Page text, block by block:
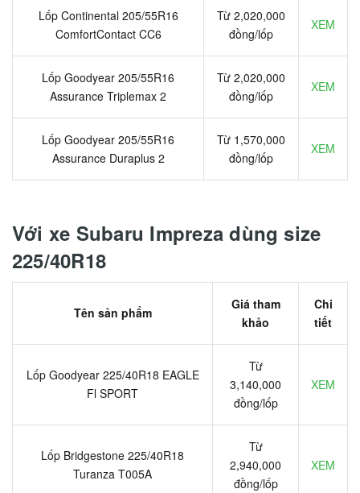
Lốp Continental 205/55R16
ComfortContact CC6
Từ 2,020,000
đồng/lốp
XEM
Lốp Goodyear 205/55R16
Assurance Triplemax 2
Từ 2,020,000
đồng/lốp
XEM
Lốp Goodyear 205/55R16
Assurance Duraplus 2
Từ 1,570,000
đồng/lốp
XEM
Với xe Subaru Impreza dùng size
225/40R18
Tên sản phẩm
Giá tham
khảo
Chi
tiết
Lốp Goodyear 225/40R18 EAGLE
Fl SPORT
Từ
3,140,000
đồng/lốp
XEM
Lốp Bridgestone 225/40R18
Turanza T005A
Từ
2,940,000
đồng/lốp
XEM